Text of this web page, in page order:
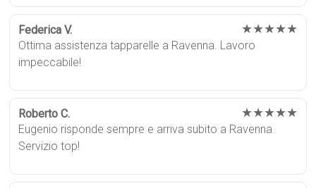
Federica V. ★★★★★
Ottima assistenza tapparelle a Ravenna. Lavoro
impeccabile!
Roberto C. ★★★★★
Eugenio risponde sempre e arriva subito a Ravenna.
Servizio top!